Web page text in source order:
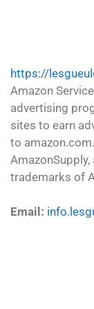
https://
Amazon
advertising
sites to earn
to
trademarks of
Email: